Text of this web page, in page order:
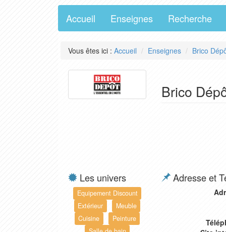
Accueil Enseignes Recherche
Vous êtes ici : Accueil Enseignes Brico
Brico
Les univers
Equipement Discount
Extérieur
Meuble
Cuisine
Peinture
Adresse et